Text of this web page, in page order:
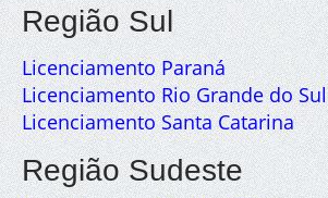
Região Sul
Licenciamento Paraná
Licenciamento Rio Grande do Sul
Licenciamento Santa Catarina
Região Sudeste